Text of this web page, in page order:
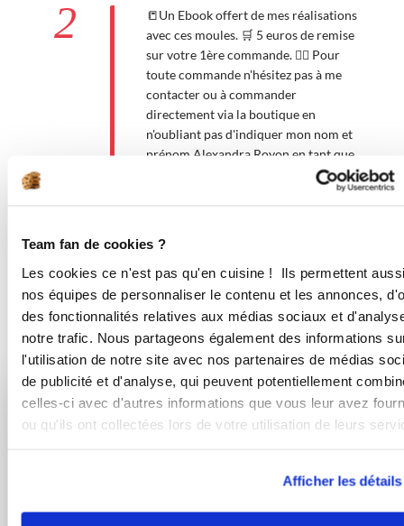
Team fan de cookies ?
Les cookies ce n'est pas qu'en cuisine ! Ils permettent
nos équipes de personnaliser le contenu et les annonces,
des fonctionnalités relatives aux médias sociaux et
notre trafic. Nous partageons également des informations
l'utilisation de notre site avec nos partenaires de médias
de publicité et d'analyse, qui peuvent potentiellement
celles-ci avec d'autres informations que vous leur avez
ou qu'ils ont collectées lors de votre utilisation de leurs
Afficher les détails
2
📒Un Ebook offert de mes réalisations
avec ces moules. 🛒 5 euros de remise
sur votre 1ère commande. 💁‍♀️ Pour
toute commande n'hésitez pas à me
contacter ou à commander
directement via la boutique en
n'oubliant pas d'indiquer mon nom et
prénom Alexandra Royon en tant que
https://www.facebook.com/groups/
Bon appétit !
Vous aimerez aussi ...
Royon Alexandra
Triangles oréos